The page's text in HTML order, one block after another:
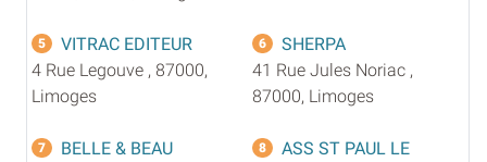
5
VITRAC EDITEUR
4 Rue Legouve , 87000,
Limoges
6
SHERPA
41 Rue Jules Noriac ,
87000, Limoges
7
BELLE & BEAU
8
ASS ST PAUL LE